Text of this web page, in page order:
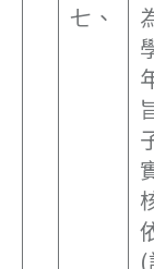
七、